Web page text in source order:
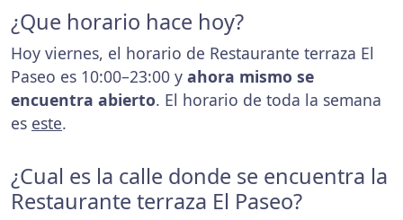
¿Que horario hace hoy?
Hoy viernes, el horario de Restaurante terraza El
Paseo es 10:00–23:00 y ahora mismo se
encuentra abierto. El horario de toda la semana
es este.
¿Cual es la calle donde se encuentra la
Restaurante terraza El Paseo?